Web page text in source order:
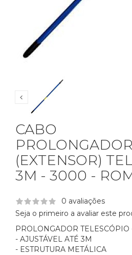
CABO
PROLONGADOR
(EXTENSOR)
3M - 3000 -
0 avaliações
Seja o primeiro a avaliar este
PROLONGADOR TELESCÓPIO
- AJUSTÁVEL ATÉ 3M
- ESTRUTURA METÁLICA